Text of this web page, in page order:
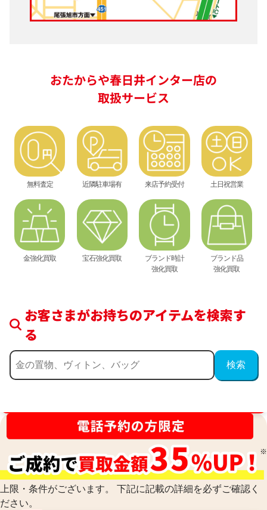
おたからや春日井インター店の
取扱サービス
無料査定 近隣駐車場有 来店予約受付 土日祝営業
金強化買取 宝石強化買取
ブランド時計
強化買取
ブランド品
強化買取
お客さまがお持ちのアイテムを検索す
る
上限・条件がございます。 下記に記載の詳細を必ずご確認く
ださい。